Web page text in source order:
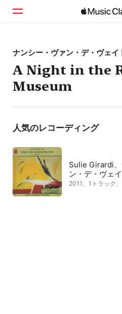
ホーム
見つける
検索
ナンシー・ヴァン・デ・ヴェイ
A Night in the
Museum
人気のレコーディング
Sulie Girardi
ン・デ・ヴェ
2011、1トラック